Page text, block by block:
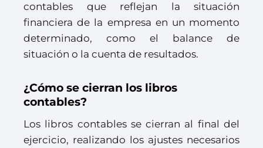
contables que reflejan la situación
financiera de la empresa en un momento
determinado, como el balance de
situación o la cuenta de resultados.
¿Cómo se cierran los libros
contables?
Los libros contables se cierran al final del
ejercicio, realizando los ajustes necesarios